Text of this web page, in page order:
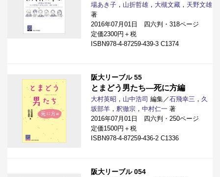
場あき子 ， 山折哲雄 ， 大槻文藏 ， 天野文雄
著
2016年07月01日 四六判・318ページ
定価2300円＋税
ISBN978-4-87259-439-3 C1374
阪大リーブル 55
とまどう男たち―死に方編
大村英昭 ， 山中浩司 編集／石飛幸三 ， 久
坂部羊 ， 釈徹宗 ， 中村仁一 著
2016年07月01日 四六判・250ページ
定価1500円＋税
ISBN978-4-87259-436-2 C1336
阪大リーブル 054